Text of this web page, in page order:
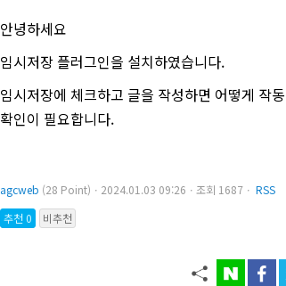
안녕하세요
임시저장 플러그인을 설치하였습니다.
임시저장에 체크하고 글을 작성하면 어떻게 작
확인이 필요합니다.
agcweb (28 Point)ㆍ2024.01.03 09:26ㆍ조회 1687ㆍ RSS
추천 0
비추천